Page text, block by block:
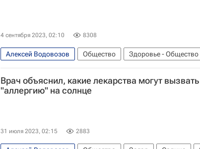
4 сентября 2023, 02:10 8308
Алексей Водовозов Общество Здоровье - Общество
Врач объяснил, какие лекарства могут вызвать
"аллергию" на солнце
31 июля 2023, 02:15 2883